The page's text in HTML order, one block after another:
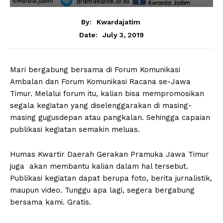
By:
Kwardajatim
Date:
July 3, 2019
Mari bergabung bersama di Forum Komunikasi
Ambalan dan Forum Komunikasi Racana se-Jawa
Timur. Melalui forum itu, kalian bisa mempromosikan
segala kegiatan yang diselenggarakan di masing-
masing gugusdepan atau pangkalan. Sehingga capaian
publikasi kegiatan semakin meluas.
Humas Kwartir Daerah Gerakan Pramuka Jawa Timur
juga akan membantu kalian dalam hal tersebut.
Publikasi kegiatan dapat berupa foto, berita jurnalistik,
maupun video. Tunggu apa lagi, segera bergabung
bersama kami. Gratis.